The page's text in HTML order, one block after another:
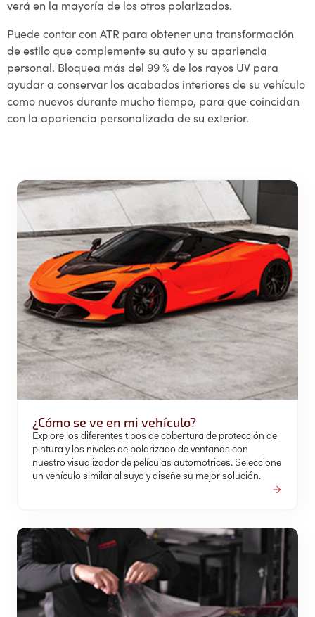
verá en la mayoría de los otros polarizados.
Puede contar con ATR para obtener una transformación
de estilo que complemente su auto y su apariencia
personal. Bloquea más del 99 % de los rayos UV para
ayudar a conservar los acabados interiores de su vehículo
como nuevos durante mucho tiempo, para que coincidan
con la apariencia personalizada de su exterior.
¿Cómo se ve en mi vehículo?
Explore los diferentes tipos de cobertura de protección de
pintura y los niveles de polarizado de ventanas con
nuestro visualizador de películas automotrices. Seleccione
un vehículo similar al suyo y diseñe su mejor solución.